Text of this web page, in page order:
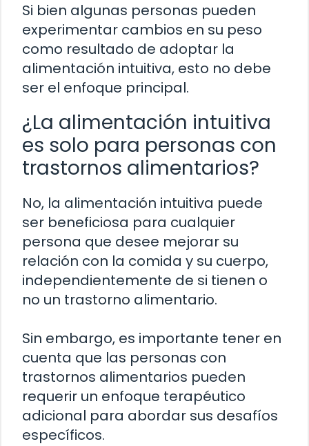
Si bien algunas personas pueden
experimentar cambios en su peso
como resultado de adoptar la
alimentación intuitiva, esto no debe
ser el enfoque principal.
¿La alimentación intuitiva
es solo para personas con
trastornos alimentarios?
No, la alimentación intuitiva puede
ser beneficiosa para cualquier
persona que desee mejorar su
relación con la comida y su cuerpo,
independientemente de si tienen o
no un trastorno alimentario.
Sin embargo, es importante tener en
cuenta que las personas con
trastornos alimentarios pueden
requerir un enfoque terapéutico
adicional para abordar sus desafíos
específicos.